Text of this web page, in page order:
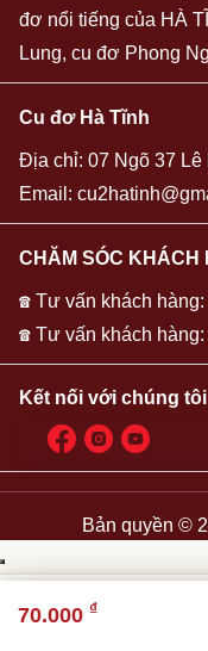
70.000 ₫
đơ nổi tiếng của HÀ
Lung, cu đơ Phong
Cu đơ Hà Tĩnh
Địa chỉ: 07 Ngõ 37 Lê
Email:
CHĂM SÓC KHÁCH
☎ Tư vấn khách
☎ Tư vấn khách
Kết nối với chúng tôi
Bản quyền ©
🛒 Đặt